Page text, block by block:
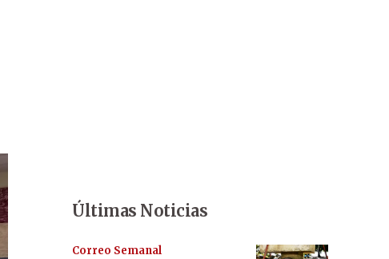
Últimas Noticias
Correo Semanal